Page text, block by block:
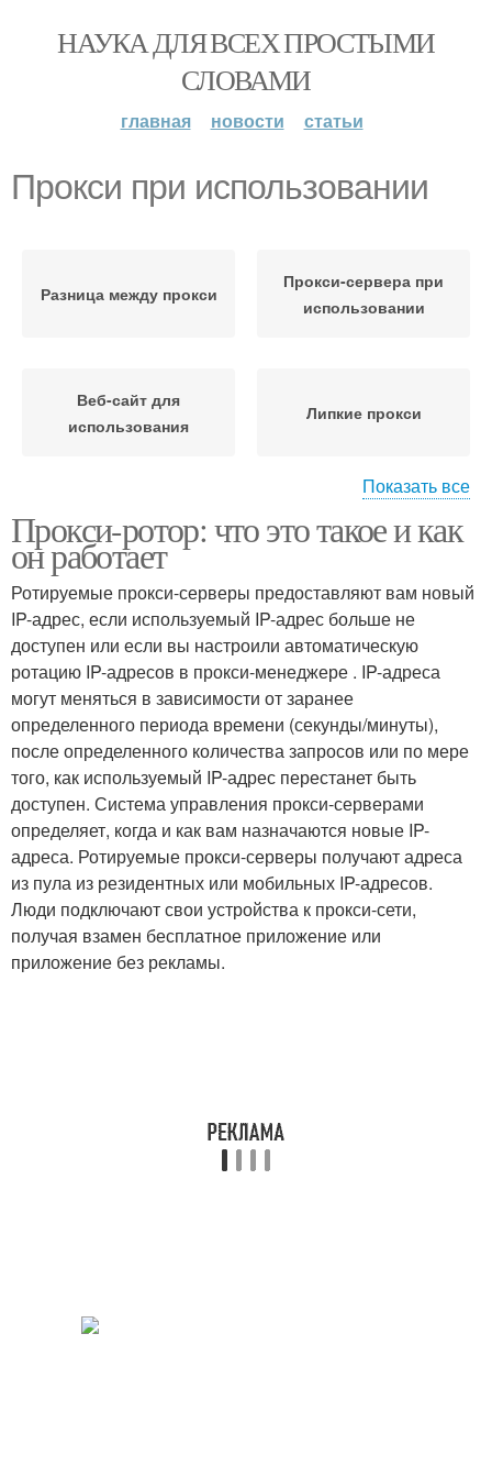
НАУКА ДЛЯ ВСЕХ ПРОСТЫМИ
СЛОВАМИ
главная новости статьи
Прокси при использовании
Разница между прокси
Прокси-сервера при
использовании
Веб-сайт для
использования
Липкие прокси
использовании
Жилые прокси
Мобильные прокси
Показать все
Прокси-ротор: что это такое и как
он работает
Ротируемые прокси-серверы предоставляют вам новый
IP-адрес, если используемый IP-адрес больше не
доступен или если вы настроили автоматическую
ротацию IP-адресов в прокси-менеджере . IP-адреса
могут меняться в зависимости от заранее
определенного периода времени (секунды/минуты),
после определенного количества запросов или по мере
того, как используемый IP-адрес перестанет быть
доступен. Система управления прокси-серверами
определяет, когда и как вам назначаются новые IP-
адреса. Ротируемые прокси-серверы получают адреса
из пула из резидентных или мобильных IP-адресов.
Люди подключают свои устройства к прокси-сети,
получая взамен бесплатное приложение или
приложение без рекламы.